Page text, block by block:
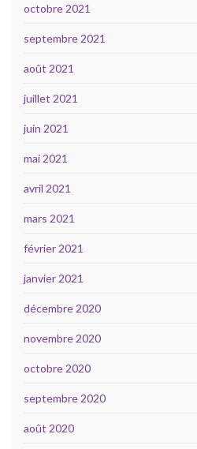
octobre 2021
septembre 2021
août 2021
juillet 2021
juin 2021
mai 2021
avril 2021
mars 2021
février 2021
janvier 2021
décembre 2020
novembre 2020
octobre 2020
septembre 2020
août 2020